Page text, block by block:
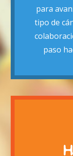
para
tipo de
paso